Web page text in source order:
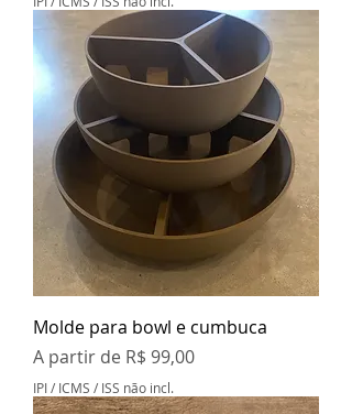
Molde para bowl e cumbuca
A partir de R$ 99,00
Preço promocional
IPI / ICMS / ISS não incl.